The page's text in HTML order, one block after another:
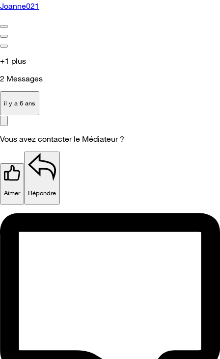
Joanne021
+1 plus
2 Messages
il y a 6 ans
Vous avez contacter le Médiateur ?
Aimer Répondre